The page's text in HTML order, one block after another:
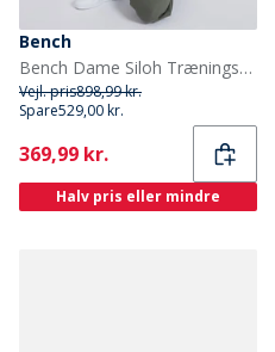
Bench
Bench Dame Siloh Træningstøj Khaki Ash
Vejl. pris898,99 kr.
Spare529,00 kr.
Current
369,99 kr.
Halv pris eller mindre